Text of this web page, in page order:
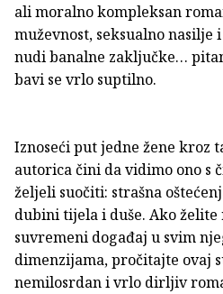
ali moralno kompleksan
muževnost, seksualno nasilje
nudi banalne zaključke…
bavi se vrlo suptilno.
Iznoseći put jedne žene kroz
autorica čini da vidimo ono s
željeli suočiti: strašna
dubini tijela i duše. Ako
suvremeni događaj u svim
dimenzijama, pročitajte ovaj
nemilosrdan i vrlo dirljiv